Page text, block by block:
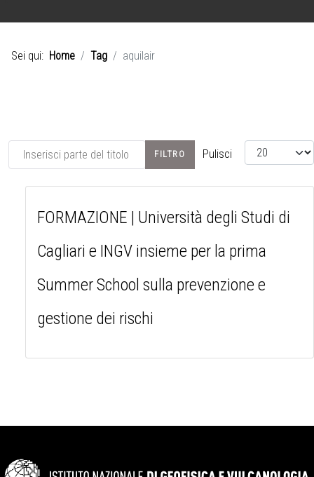
Sei qui: Home Tag aquilair
Inserisci parte del titolo FILTRO Pulisci Visualizza #
FORMAZIONE | Università degli Studi di
Cagliari e INGV insieme per la prima
Summer School sulla prevenzione e
gestione dei rischi